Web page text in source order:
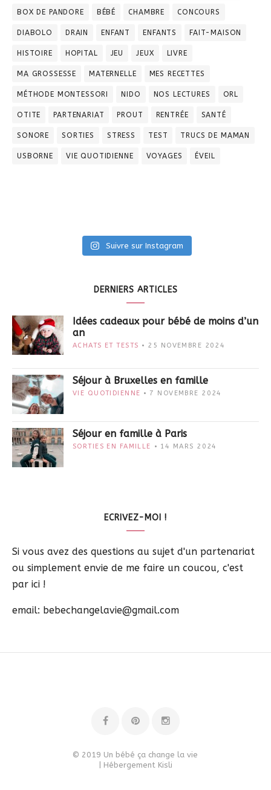
BOX DE PANDORE BÉBÉ CHAMBRE CONCOURS
DIABOLO DRAIN ENFANT ENFANTS FAIT-MAISON
HISTOIRE HOPITAL JEU JEUX LIVRE
MA GROSSESSE MATERNELLE MES RECETTES
MÉTHODE MONTESSORI NIDO NOS LECTURES ORL
OTITE PARTENARIAT PROUT RENTRÉE SANTÉ
SONORE SORTIES STRESS TEST TRUCS DE MAMAN
USBORNE VIE QUOTIDIENNE VOYAGES ÉVEIL
Suivre sur Instagram
DERNIERS ARTICLES
Idées cadeaux pour bébé de moins d’un
an
ACHATS ET TESTS 25 NOVEMBRE 2024
Séjour à Bruxelles en famille
VIE QUOTIDIENNE 7 NOVEMBRE 2024
Séjour en famille à Paris
SORTIES EN FAMILLE 14 MARS 2024
ECRIVEZ-MOI !
Si vous avez des questions au sujet d'un partenariat
ou simplement envie de me faire un coucou, c'est
par ici !
email: bebechangelavie@gmail.com
© 2019 Un bébé ça change la vie
| Hébergement Kisli